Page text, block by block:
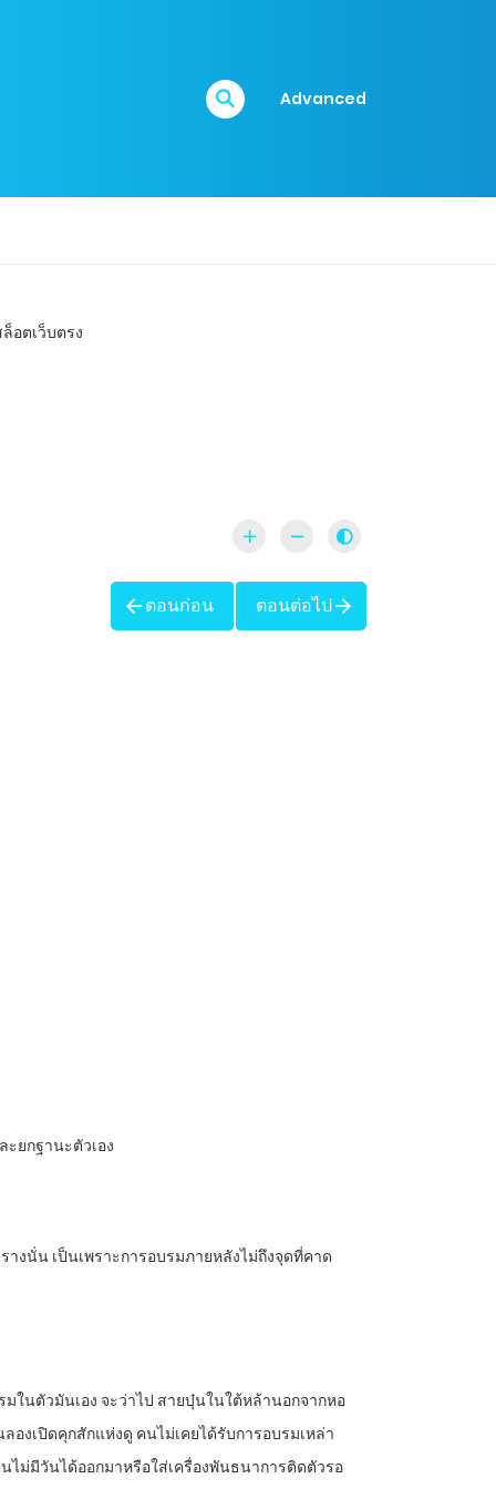
Advanced
ตอนก่อน ตอนต่อไป
ยกฐานะตัวเอง
งนั่น เป็นเพราะการอบรมภายหลังไม่ถึงจุดที่คาด
ในตัวมันเอง จะว่าไป สายบุ๋นในใต้หล้านอกจากหอ
เปิดคุกสักแห่งดู คนไม่เคยได้รับการอบรมเหล่า
ไม่มีวันได้ออกมาหรือใส่เครื่องพันธนาการติดตัวรอ